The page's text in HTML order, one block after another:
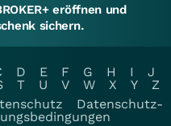
eröffnen und
sichern.
D E F G H I
J
T U V W X Y
Z
Datenschutz-